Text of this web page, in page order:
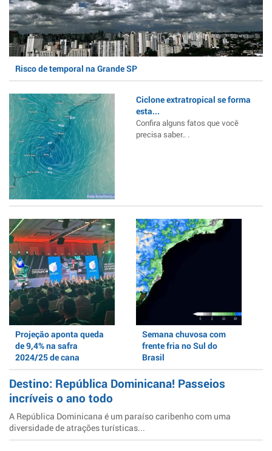
Risco de temporal na Grande SP
Ciclone extratropical se forma
esta...
Confira alguns fatos que você
precisa saber.. .
Projeção aponta queda
de 9,4% na safra
2024/25 de cana
Semana chuvosa com
frente fria no Sul do
Brasil
Destino: República Dominicana! Passeios
incríveis o ano todo
A República Dominicana é um paraíso caribenho com uma
diversidade de atrações turísticas...